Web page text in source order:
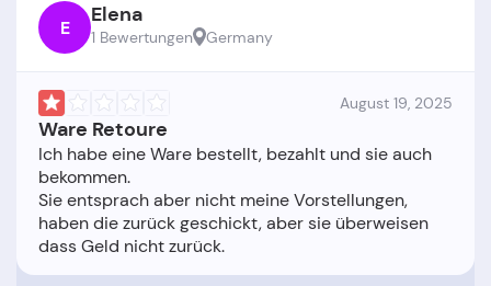
E Elena
1 Bewertungen Germany
August 19, 2025
Ware Retoure
Ich habe eine Ware bestellt, bezahlt und sie auch
bekommen.
Sie entsprach aber nicht meine Vorstellungen,
haben die zurück geschickt, aber sie überweisen